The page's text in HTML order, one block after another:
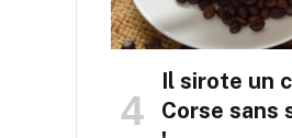
Il sirote un
Corse sans